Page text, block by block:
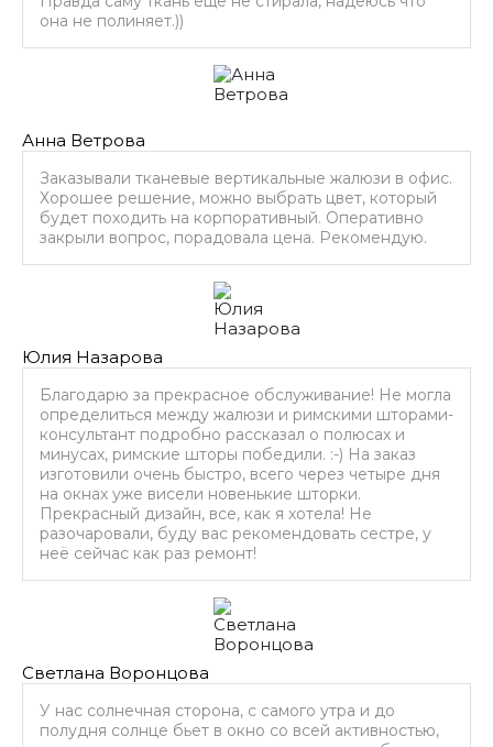
она не полиняет.))
Анна Ветрова
Заказывали тканевые вертикальные жалюзи в офис.
Хорошее решение, можно выбрать цвет, который
будет походить на корпоративный. Оперативно
закрыли вопрос, порадовала цена. Рекомендую.
Юлия Назарова
Благодарю за прекрасное обслуживание! Не могла
определиться между жалюзи и римскими шторами-
консультант подробно рассказал о полюсах и
минусах, римские шторы победили. :-) На заказ
изготовили очень быстро, всего через четыре дня
на окнах уже висели новенькие шторки.
Прекрасный дизайн, все, как я хотела! Не
разочаровали, буду вас рекомендовать сестре, у
неё сейчас как раз ремонт!
Светлана Воронцова
У нас солнечная сторона, с самого утра и до
полудня солнце бьет в окно со всей активностью,